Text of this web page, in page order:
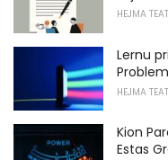
HEJMA
Lernu
HEJMA
Kion
Estas